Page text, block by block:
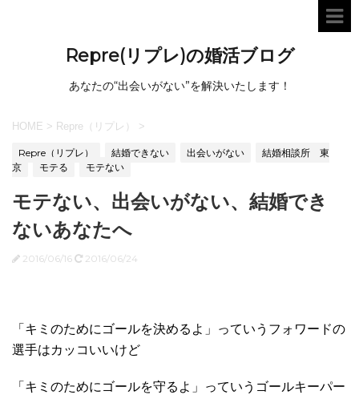
Repre(リプレ)の婚活ブログ
あなたの“出会いがない”を解決いたします！
HOME > Repre（リプレ） >
Repre（リプレ） 結婚できない 出会いがない
結婚相談所 東
京
モテる モテない
モテない、出会いがない、結婚でき
ないあなたへ
2016/06/16 2016/06/24
「キミのためにゴールを決めるよ」っていうフォワードの
選手はカッコいいけど
「キミのためにゴールを守るよ」っていうゴールキーパー